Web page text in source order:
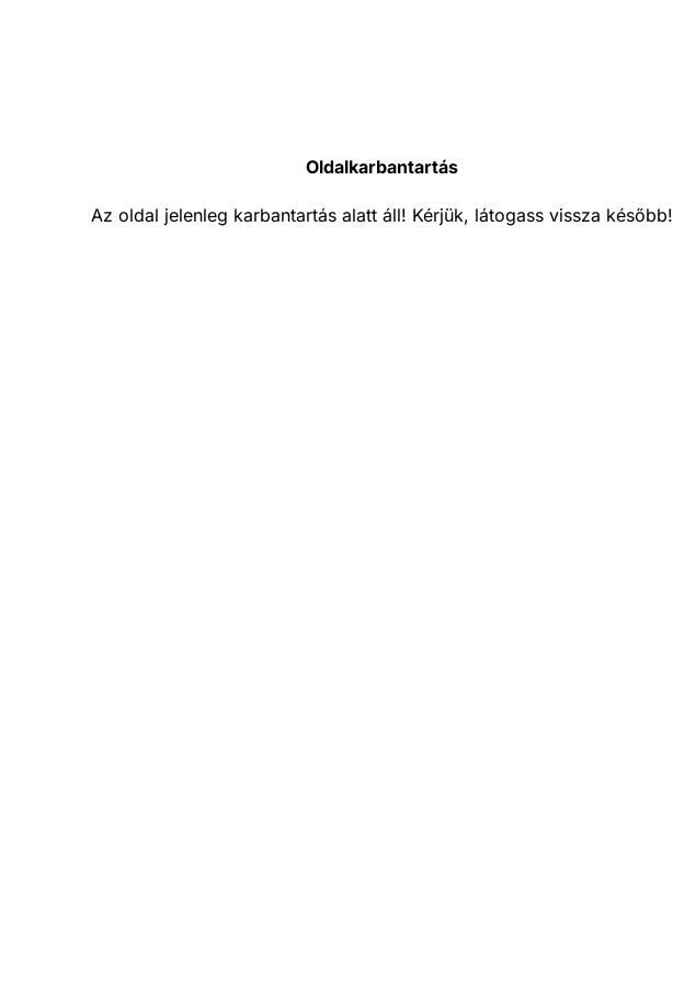
Oldalkarbantartás
Az oldal jelenleg karbantartás alatt áll! Kérjük, látogass vissza később!